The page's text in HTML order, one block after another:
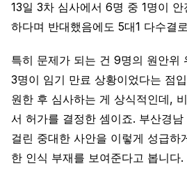
13일 3차 심사에서 6명 중 1명이
하다며 반대했음에도 5대1 다수결
특히 문제가 되는 건 9명의 원안위
3명이 임기 만료 상황이었다는 점
원한 후 심사하는 게 상식적인데,
서 허가를 결정한 셈이죠. 부산경
걸린 중대한 사안을 이렇게 성급하
한 인식 부재를 보여준다고 봅니다.